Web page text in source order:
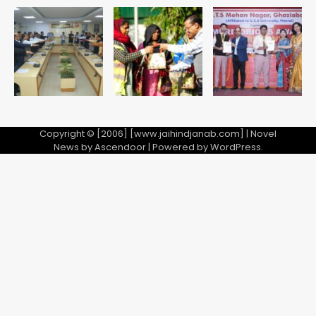
Copyright © [2006] [www.jaihindjanab.com] | Novel
News byAscendoor| Powered byWordPress.